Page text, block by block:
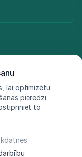
lai optimizētu
pieredzi.
to
īstenotāju